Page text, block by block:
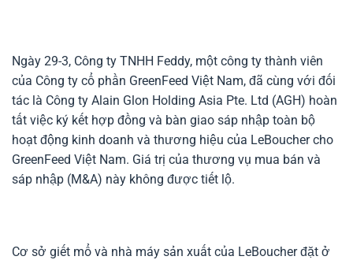
Ngày 29-3, Công ty TNHH Feddy, một công ty thành viên
của Công ty cổ phần GreenFeed Việt Nam, đã cùng với đối
tác là Công ty Alain Glon Holding Asia Pte. Ltd (AGH) hoàn
tất việc ký kết hợp đồng và bàn giao sáp nhập toàn bộ
hoạt động kinh doanh và thương hiệu của LeBoucher cho
GreenFeed Việt Nam. Giá trị của thương vụ mua bán và
sáp nhập (M&A) này không được tiết lộ.
Cơ sở giết mổ và nhà máy sản xuất của LeBoucher đặt ở